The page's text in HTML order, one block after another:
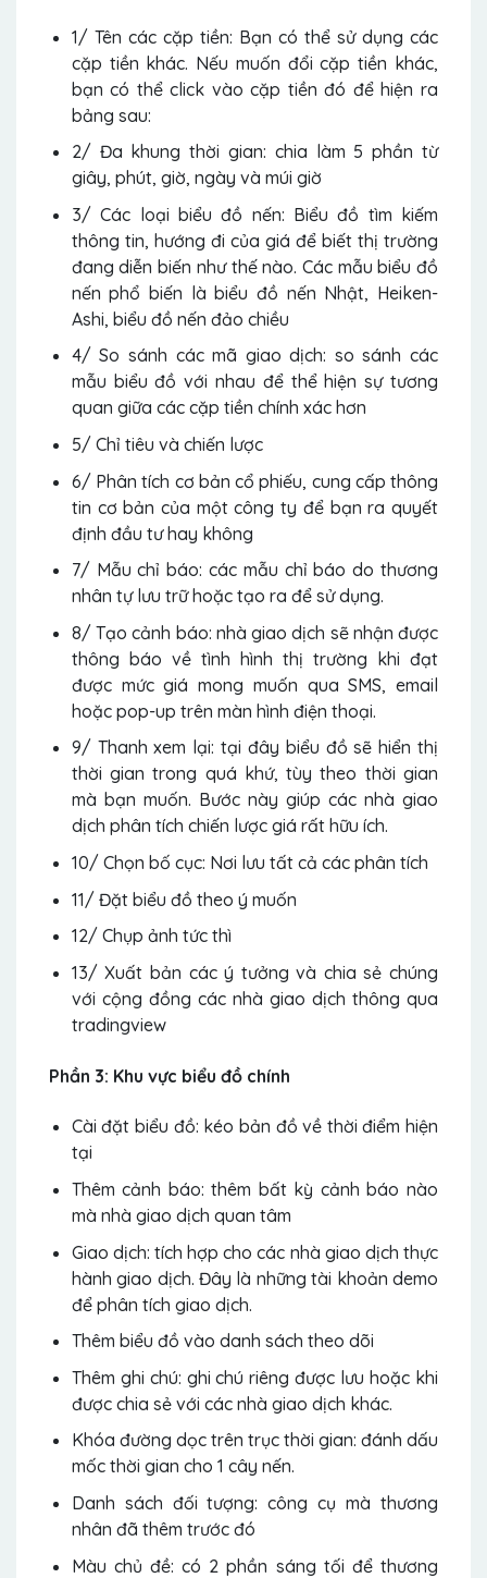
1/ Tên các cặp tiền: Bạn có thể sử dụng các
cặp tiền khác. Nếu muốn đổi cặp tiền khác,
bạn có thể click vào cặp tiền đó để hiện ra
bảng sau:
2/ Đa khung thời gian: chia làm 5 phần từ
giây, phút, giờ, ngày và múi giờ
3/ Các loại biểu đồ nến: Biểu đồ tìm kiếm
thông tin, hướng đi của giá để biết thị trường
đang diễn biến như thế nào. Các mẫu biểu đồ
nến phổ biến là biểu đồ nến Nhật, Heiken-
Ashi, biểu đồ nến đảo chiều
4/ So sánh các mã giao dịch: so sánh các
mẫu biểu đồ với nhau để thể hiện sự tương
quan giữa các cặp tiền chính xác hơn
5/ Chỉ tiêu và chiến lược
6/ Phân tích cơ bản cổ phiếu, cung cấp thông
tin cơ bản của một công ty để bạn ra quyết
định đầu tư hay không
7/ Mẫu chỉ báo: các mẫu chỉ báo do thương
nhân tự lưu trữ hoặc tạo ra để sử dụng.
8/ Tạo cảnh báo: nhà giao dịch sẽ nhận được
thông báo về tình hình thị trường khi đạt
được mức giá mong muốn qua SMS, email
hoặc pop-up trên màn hình điện thoại.
9/ Thanh xem lại: tại đây biểu đồ sẽ hiển thị
thời gian trong quá khứ, tùy theo thời gian
mà bạn muốn. Bước này giúp các nhà giao
dịch phân tích chiến lược giá rất hữu ích.
10/ Chọn bố cục: Nơi lưu tất cả các phân tích
11/ Đặt biểu đồ theo ý muốn
12/ Chụp ảnh tức thì
13/ Xuất bản các ý tưởng và chia sẻ chúng
với cộng đồng các nhà giao dịch thông qua
tradingview
Phần 3: Khu vực biểu đồ chính
Cài đặt biểu đồ: kéo bản đồ về thời điểm hiện
tại
Thêm cảnh báo: thêm bất kỳ cảnh báo nào
mà nhà giao dịch quan tâm
Giao dịch: tích hợp cho các nhà giao dịch thực
hành giao dịch. Đây là những tài khoản demo
để phân tích giao dịch.
Thêm biểu đồ vào danh sách theo dõi
Thêm ghi chú: ghi chú riêng được lưu hoặc khi
được chia sẻ với các nhà giao dịch khác.
Khóa đường dọc trên trục thời gian: đánh dấu
mốc thời gian cho 1 cây nến.
Danh sách đối tượng: công cụ mà thương
nhân đã thêm trước đó
Màu chủ đề: có 2 phần sáng tối để thương